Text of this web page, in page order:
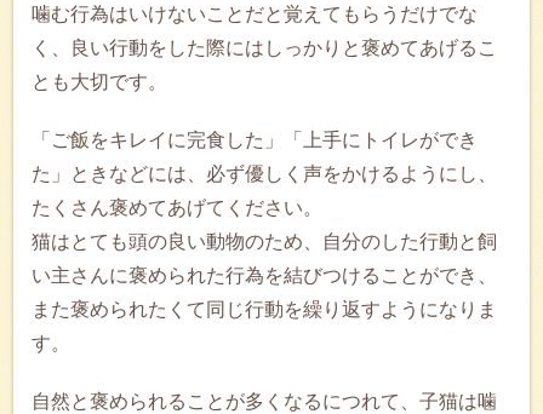
噛む行為はいけないことだと覚えてもらうだけでな
く、良い行動をした際にはしっかりと褒めてあげるこ
とも大切です。
「ご飯をキレイに完食した」「上手にトイレができ
た」ときなどには、必ず優しく声をかけるようにし、
たくさん褒めてあげてください。
猫はとても頭の良い動物のため、自分のした行動と飼
い主さんに褒められた行為を結びつけることができ、
また褒められたくて同じ行動を繰り返すようになりま
す。
自然と褒められることが多くなるにつれて、子猫は噛